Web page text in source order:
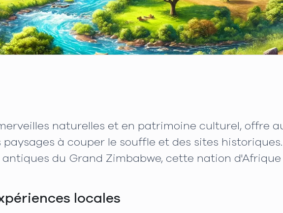
naturelles et en patrimoine culturel, offre
à couper le souffle et des sites
du Grand Zimbabwe, cette nation
locales